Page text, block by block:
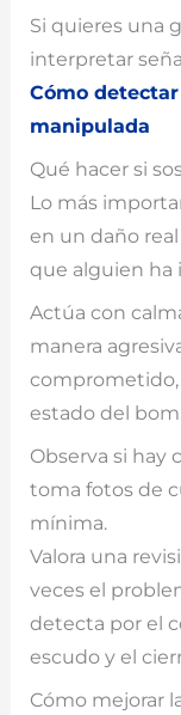
Si quieres una
interpretar
Cómo
manipulada
Qué hacer si
Lo más
en un daño
que alguien ha
Actúa con
manera
comprometido,
estado del
Observa si hay
toma fotos de
mínima.
Valora una
veces el
detecta por el
escudo y el
Cómo mejorar